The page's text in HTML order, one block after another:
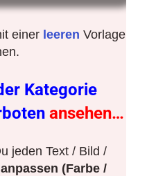
einer leeren Vorlage
Kategorie
ansehen…
jeden Text / Bild /
anpassen (Farbe /